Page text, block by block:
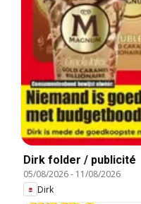
Dirk folder / publicité
05/08/2026- 11/08/2026
Dirk